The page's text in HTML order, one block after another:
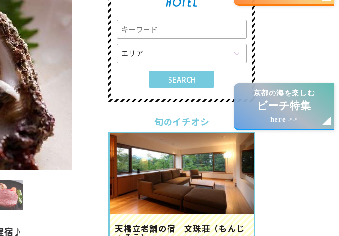
京都の海を楽しむ
ビーチ特集
here >>
宿♪
旬のイチオシ
天橋立老舗の宿 文珠荘（もんじ